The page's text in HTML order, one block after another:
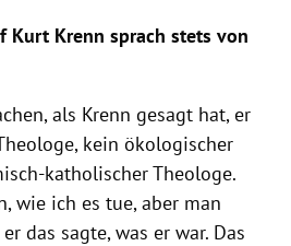
Kurt Krenn sprach stets von
als Krenn gesagt hat, er
kein ökologischer
katholischer Theologe.
wie ich es tue, aber man
das sagte, was er war. Das